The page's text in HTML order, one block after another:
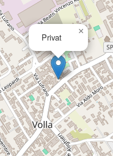
Privat
×